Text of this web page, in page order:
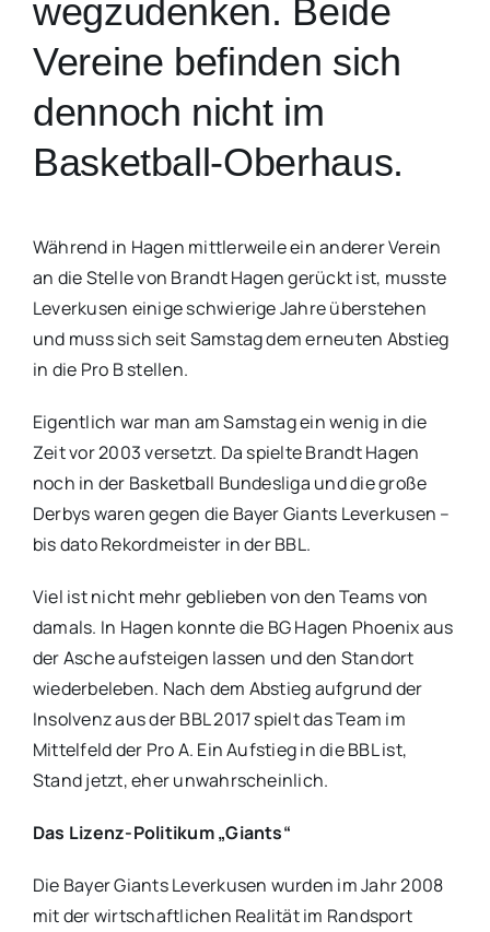
wegzudenken. Beide
Vereine befinden sich
dennoch nicht im
Basketball-Oberhaus.
Während in Hagen mittlerweile ein anderer Verein
an die Stelle von Brandt Hagen gerückt ist, musste
Leverkusen einige schwierige Jahre überstehen
und muss sich seit Samstag dem erneuten Abstieg
in die Pro B stellen.
Eigentlich war man am Samstag ein wenig in die
Zeit vor 2003 versetzt. Da spielte Brandt Hagen
noch in der Basketball Bundesliga und die große
Derbys waren gegen die Bayer Giants Leverkusen –
bis dato Rekordmeister in der BBL.
Viel ist nicht mehr geblieben von den Teams von
damals. In Hagen konnte die BG Hagen Phoenix aus
der Asche aufsteigen lassen und den Standort
wiederbeleben. Nach dem Abstieg aufgrund der
Insolvenz aus der BBL 2017 spielt das Team im
Mittelfeld der Pro A. Ein Aufstieg in die BBL ist,
Stand jetzt, eher unwahrscheinlich.
Das Lizenz-Politikum „Giants“
Die Bayer Giants Leverkusen wurden im Jahr 2008
mit der wirtschaftlichen Realität im Randsport